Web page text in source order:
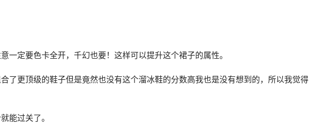
一定要色卡全开，千幻也要！这样可以提升这个裙子的属性。
了更顶级的鞋子但是竟然也没有这个溜冰鞋的分数高我也是没有想到的，所以我觉得
能过关了。